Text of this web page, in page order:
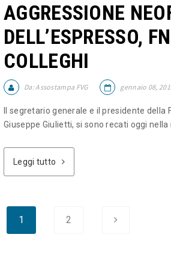
AGGRESSIONE
DELL’ESPRESSO,
COLLEGHI
Da:Assostampa FVG gennaio 08,
Il segretario generale e il presidente
Giuseppe Giulietti, si sono recati oggi
Leggi tutto
1 2